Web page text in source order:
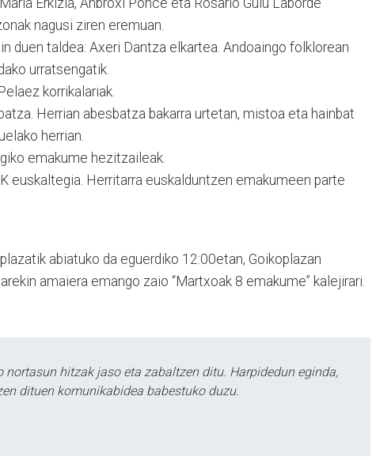
nagusi ziren eremuan.
duen taldea: Axeri Dantza elkartea. Andoaingo folklorean
urratsengatik.
korrikalariak.
Herrian abesbatza bakarra urtetan, mistoa eta hainbat
herrian.
emakume hezitzaileak.
euskaltegia. Herritarra euskalduntzen emakumeen parte
abiatuko da eguerdiko 12:00etan, Goikoplazan
amaiera emango zaio “Martxoak 8 emakume” kalejirari.
nortasun hitzak jaso eta zabaltzen ditu. Harpidedun eginda,
dituen komunikabidea babestuko duzu.